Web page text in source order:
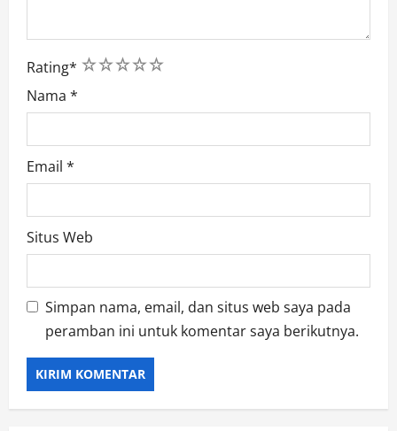
Rating* 5
4
3
2
1
Nama *
Email *
Situs Web
Simpan nama, email, dan situs web saya pada
peramban ini untuk komentar saya berikutnya.